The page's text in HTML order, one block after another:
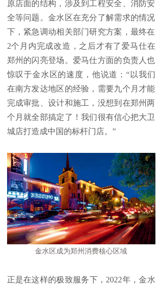
原店面的结构，涉及到工程安全、消防安
全等问题。金水区在充分了解需求的情况
下，紧急调动相关部门研究方案，最终在
2个月内完成改造，之后才有了爱马仕在
郑州的闪亮登场。爱马仕方面的负责人也
惊叹于金水区的速度，他说道：“以我们
在南方发达地区的经验，需要九个月才能
完成审批、设计和施工，没想到在郑州两
个月就全部搞定了！我们很有信心把大卫
城店打造成中国的标杆门店。”
金水区成为郑州消费核心区域
正是在这样的极致服务下，2022年，金水